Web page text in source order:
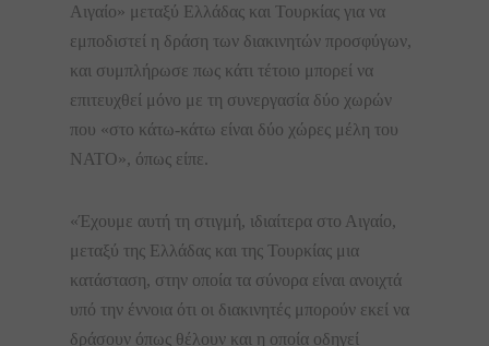
Αιγαίο» μεταξύ Ελλάδας και Τουρκίας για να
εμποδιστεί η δράση των διακινητών προσφύγων,
και συμπλήρωσε πως κάτι τέτοιο μπορεί να
επιτευχθεί μόνο με τη συνεργασία δύο χωρών
που «στο κάτω-κάτω είναι δύο χώρες μέλη του
ΝΑΤΟ», όπως είπε.
«Έχουμε αυτή τη στιγμή, ιδιαίτερα στο Αιγαίο,
μεταξύ της Ελλάδας και της Τουρκίας μια
κατάσταση, στην οποία τα σύνορα είναι ανοιχτά
υπό την έννοια ότι οι διακινητές μπορούν εκεί να
δράσουν όπως θέλουν και η οποία οδηγεί